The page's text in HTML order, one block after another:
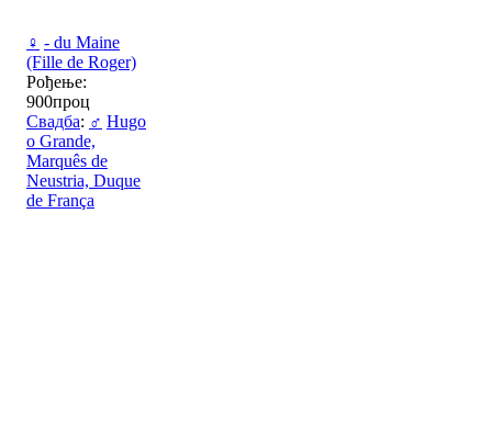
♀ - du Maine
(Fille de Roger)
Рођење:
900проц
Свадба: ♂ Hugo
o Grande,
Marquês de
Neustria, Duque
de França